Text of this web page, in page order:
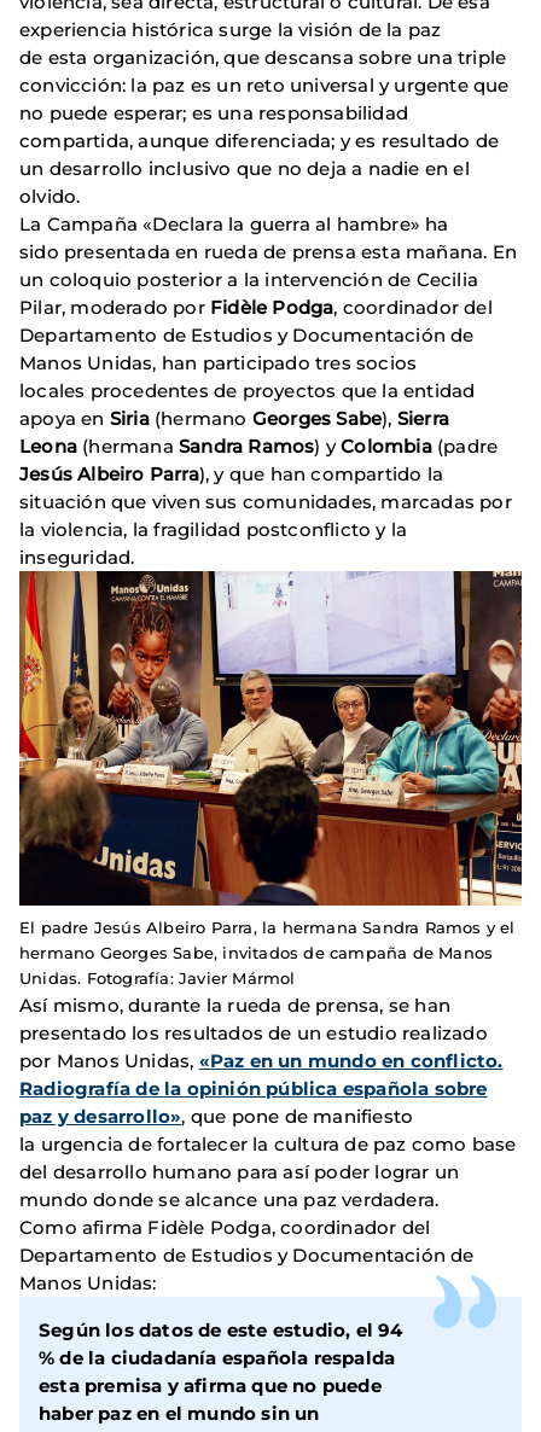
experiencia histórica surge la visión de la paz
de esta organización, que descansa sobre una triple
convicción: la paz es un reto universal y urgente que
no puede esperar; es una responsabilidad
compartida, aunque diferenciada; y es resultado de
un desarrollo inclusivo que no deja a nadie en el
olvido.
La Campaña «Declara la guerra al hambre» ha
sido presentada en rueda de prensa esta mañana. En
un coloquio posterior a la intervención de Cecilia
Pilar, moderado por Fidèle Podga, coordinador del
Departamento de Estudios y Documentación de
Manos Unidas, han participado tres socios
locales procedentes de proyectos que la entidad
apoya en Siria (hermano Georges Sabe), Sierra
Leona (hermana Sandra Ramos) yColombia(padre
Jesús Albeiro Parra), y que han compartido la
situación que viven sus comunidades, marcadas por
la violencia, la fragilidad postconflicto y la
inseguridad.
El padre Jesús Albeiro Parra, la hermana Sandra Ramos y el
hermano Georges Sabe, invitados de campaña de Manos
Unidas. Fotografía: Javier Mármol
Así mismo, durante la rueda de prensa, se han
presentado los resultados de un estudio realizado
por Manos Unidas, «Paz en un mundo en conflicto.
Radiografía de la opinión pública española sobre
paz y desarrollo», que pone de manifiesto
la urgencia de fortalecer la cultura de paz como base
del desarrollo humano para así poder lograr un
mundo donde se alcance una paz verdadera.
Como afirma Fidèle Podga, coordinador del
Departamento de Estudios y Documentación de
Manos Unidas:
Según los datos de este estudio, el 94
% de la ciudadanía española respalda
esta premisa y afirma que no puede
haber paz en el mundo sin un